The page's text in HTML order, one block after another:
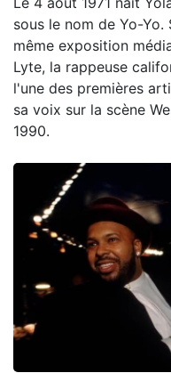
sous le nom de Yo-
même exposition
Lyte, la rappeuse
l'une des premières
sa voix sur la scène
1990.